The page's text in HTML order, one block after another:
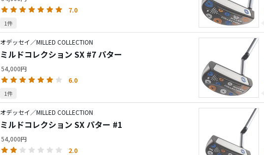
7.0
1件
オデッセイ／MILLED COLLECTION
ミルドコレクション SX #7 パター
54,000円
6.0
1件
オデッセイ／MILLED COLLECTION
ミルドコレクション SX パター #1
54,000円
2.0